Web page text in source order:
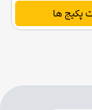
پکیج ها